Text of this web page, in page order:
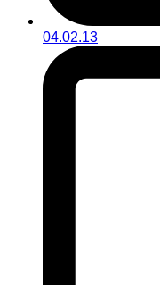
04.02.13